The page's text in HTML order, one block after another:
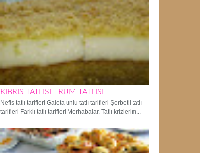
KIBRIS TATLISI - RUM TATLISI
Nefis tatlı tarifleri Galeta unlu tatlı tarifleri Şerbetli tatlı
tarifleri Farklı tatlı tarifleri Merhabalar. Tatlı krizlerim...